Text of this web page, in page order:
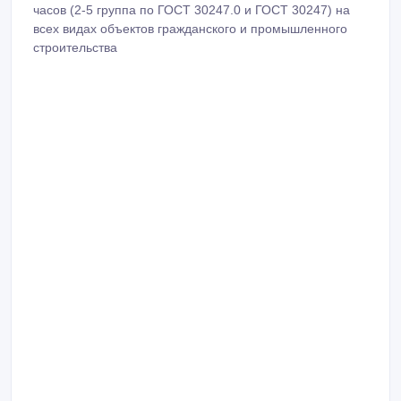
часов (2-5 группа по ГОСТ 30247.0 и ГОСТ 30247) на
всех видах объектов гражданского и промышленного
строительства